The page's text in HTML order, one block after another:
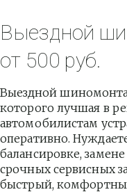
Выездной
от 500 руб.
Выездной
которого лучшая в
автомобилистам
оперативно.
балансировке,
срочных сервисных
быстрый,